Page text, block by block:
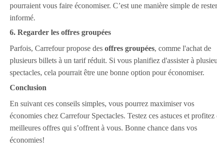
pourraient vous faire économiser. C’est une manière simple de rester
informé.
6. Regarder les offres groupées
Parfois, Carrefour propose des offres groupées, comme l'achat de
plusieurs billets à un tarif réduit. Si vous planifiez d'assister à
spectacles, cela pourrait être une bonne option pour économiser.
Conclusion
En suivant ces conseils simples, vous pourrez maximiser vos
économies chez Carrefour Spectacles. Testez ces astuces et profitez
meilleures offres qui s’offrent à vous. Bonne chance dans vos
économies!